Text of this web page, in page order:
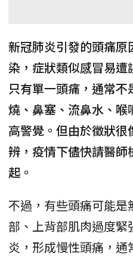
新冠肺炎引發的頭痛
染，症狀類似感冒易遭
只有單一頭痛，通常
燒、鼻塞、流鼻水、
高警覺。但由於徵狀
辨，疫情下儘快請醫師
起。
不過，有些頭痛可能是
部、上背部肌肉過度
炎，形成慢性頭痛，通